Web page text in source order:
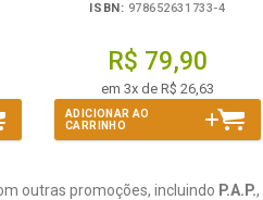
ISBN: 978652631733-4
R$ 79,90
em 3x de R$ 26,63
ADICIONAR AO
CARRINHO
outras promoções, incluindo P.A.P.,